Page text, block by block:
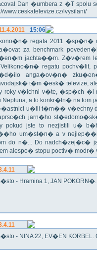
Dan �umbera z �T spolu
www.ceskatelevize.cz/ivysilani/
15:06
regata 2011 �sp�n�
za benchmark
jachta��m. Z�v�rem
Velikono�n� regatu
anga�ov�n�
t�m �esk� televize,
roky v�ichni v�te, �sp�ch
a to konkr�tn� na tom
u�ili t�m�� v�echny
jarn�ho
pokud jste to nezjistili u�
um�st�n� a v
do n�... Do nadch�zej�c�
alespo� stopu poctiv�
- Hramina 1, JAN
- NINA 22, EV�EN KORBEL.